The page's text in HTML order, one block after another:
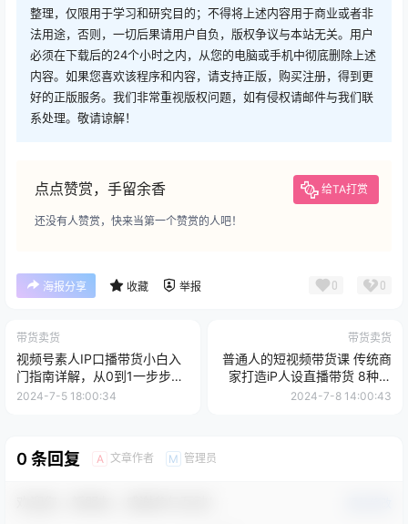
整理，仅限用于学习和研究目的；不得将上述内容用于商业或者非
法用途，否则，一切后果请用户自负，版权争议与本站无关。用户
必须在下载后的24个小时之内，从您的电脑或手机中彻底删除上述
内容。如果您喜欢该程序和内容，请支持正版，购买注册，得到更
好的正版服务。我们非常重视版权问题，如有侵权请邮件与我们联
系处理。敬请谅解！
点点赞赏，手留余香 给TA打赏
还没有人赞赏，快来当第一个赞赏的人吧！
海报分享 收藏 举报 0 0
带货卖货
视频号素人IP口播带货小白入
门指南详解，从0到1一步步带
你操作!
2024-7-5 18:00:34
带货卖货
普通人的短视频带货课 传统商
家打造iP人设直播带货 8种变
现与直播带货技巧
2024-7-8 14:00:43
0 条回复 A 文章作者 M 管理员